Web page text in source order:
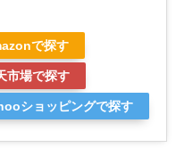
で探す
市場で探す
ショッピングで探す